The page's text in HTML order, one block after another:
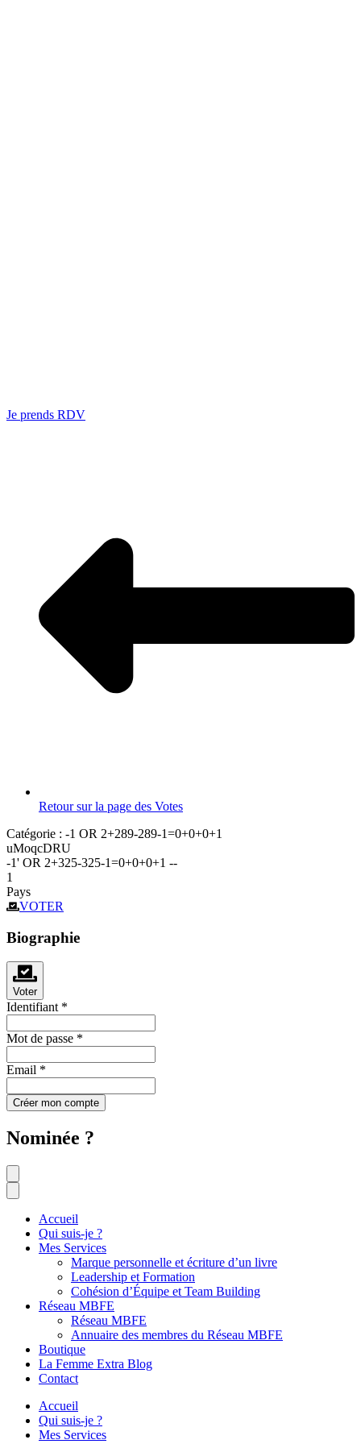
Je prends RDV
Retour sur la page des Votes
Catégorie : -1 OR 2+289-289-1=0+0+0+1
uMoqcDRU
-1' OR 2+325-325-1=0+0+0+1 --
1
Pays
VOTER
Biographie
Voter
Identifiant *
Mot de passe *
Email *
Créer mon compte
Nominée ?
Accueil
Qui suis-je ?
Mes Services
Marque personnelle et écriture d’un livre
Leadership et Formation
Cohésion d’Équipe et Team Building
Réseau MBFE
Réseau MBFE
Annuaire des membres du Réseau MBFE
Boutique
La Femme Extra Blog
Contact
Accueil
Qui suis-je ?
Mes Services